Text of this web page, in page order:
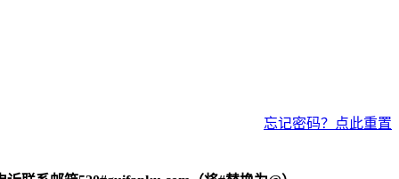
忘记密码？点此重置